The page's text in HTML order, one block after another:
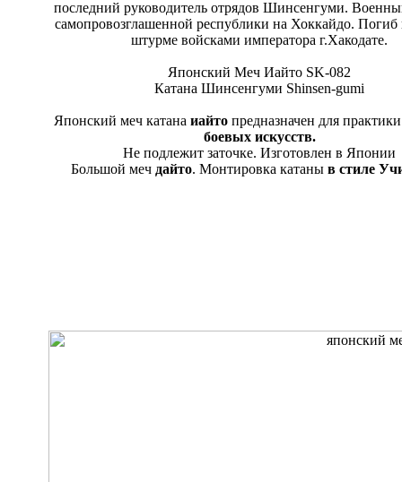
последний руководитель отрядов Шинсенгуми.
самопровозглашенной республики на Хоккайдо.
штурме войсками императора г.Хакодате.
Японский Меч Иайто SK-082
Катана Шинсенгуми Shinsen-gumi
Японский меч катана иайтопредназначен для
боевых искусств.
Не подлежит заточке. Изготовлен в Японии
Большой меч дайто. Монтировка катаны в стиле